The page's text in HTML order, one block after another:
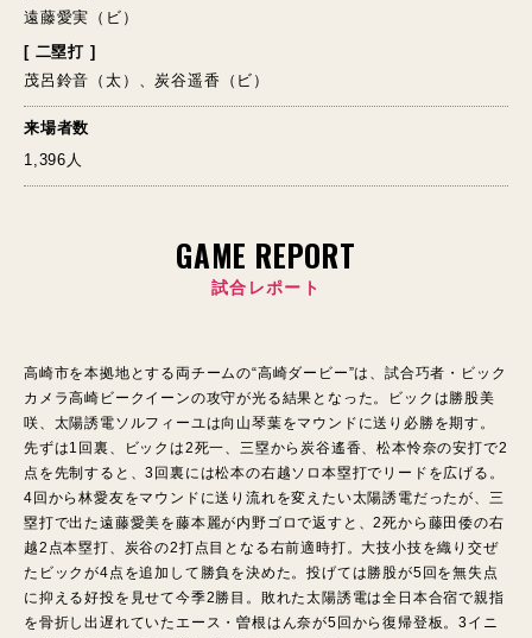
遠藤愛実（ビ）
[ 二塁打 ]
茂呂鈴音（太）、炭谷遥香（ビ）
来場者数
1,396人
GAME REPORT
試合レポート
高崎市を本拠地とする両チームの“高崎ダービー”は、試合巧者・ビック
カメラ高崎ビークイーンの攻守が光る結果となった。ビックは勝股美
咲、太陽誘電ソルフィーユは向山琴葉をマウンドに送り必勝を期す。
先ずは1回裏、ビックは2死一、三塁から炭谷遙香、松本怜奈の安打で2
点を先制すると、3回裏には松本の右越ソロ本塁打でリードを広げる。
4回から林愛友をマウンドに送り流れを変えたい太陽誘電だったが、三
塁打で出た遠藤愛美を藤本麗が内野ゴロで返すと、2死から藤田倭の右
越2点本塁打、炭谷の2打点目となる右前適時打。大技小技を織り交ぜ
たビックが4点を追加して勝負を決めた。投げては勝股が5回を無失点
に抑える好投を見せて今季2勝目。敗れた太陽誘電は全日本合宿で親指
を骨折し出遅れていたエース・曽根はん奈が5回から復帰登板。3イニ